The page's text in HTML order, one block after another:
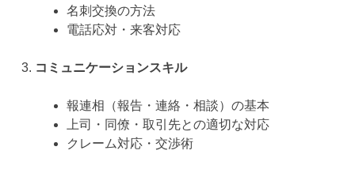
名刺交換の方法
電話応対・来客対応
コミュニケーションスキル
報連相（報告・連絡・相談）の基本
上司・同僚・取引先との適切な対応
クレーム対応・交渉術